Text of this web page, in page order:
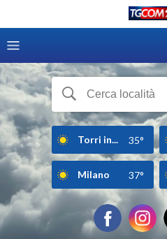
Torri in... 35°
Milano 37°